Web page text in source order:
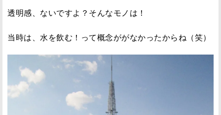
透明感、ないですよ？そんなモノは！
当時は、水を飲む！って概念ががなかったからね（笑）